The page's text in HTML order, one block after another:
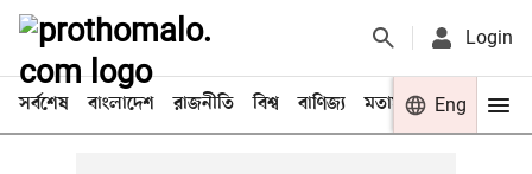
Login
সর্বশেষ বাংলাদেশ রাজনীতি বিশ্ব বাণিজ্য মতামত খেলা
Eng